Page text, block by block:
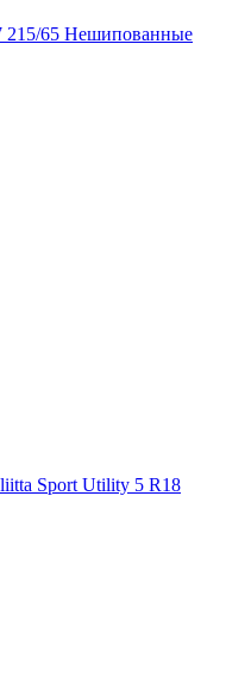
215/65 Нешипованные
Sport Utility 5 R18